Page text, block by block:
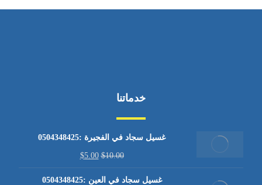
خدماتنا
غسيل سجاد في الفجيرة :0504348425
$10.00
$5.00
غسيل سجاد في العين :0504348425